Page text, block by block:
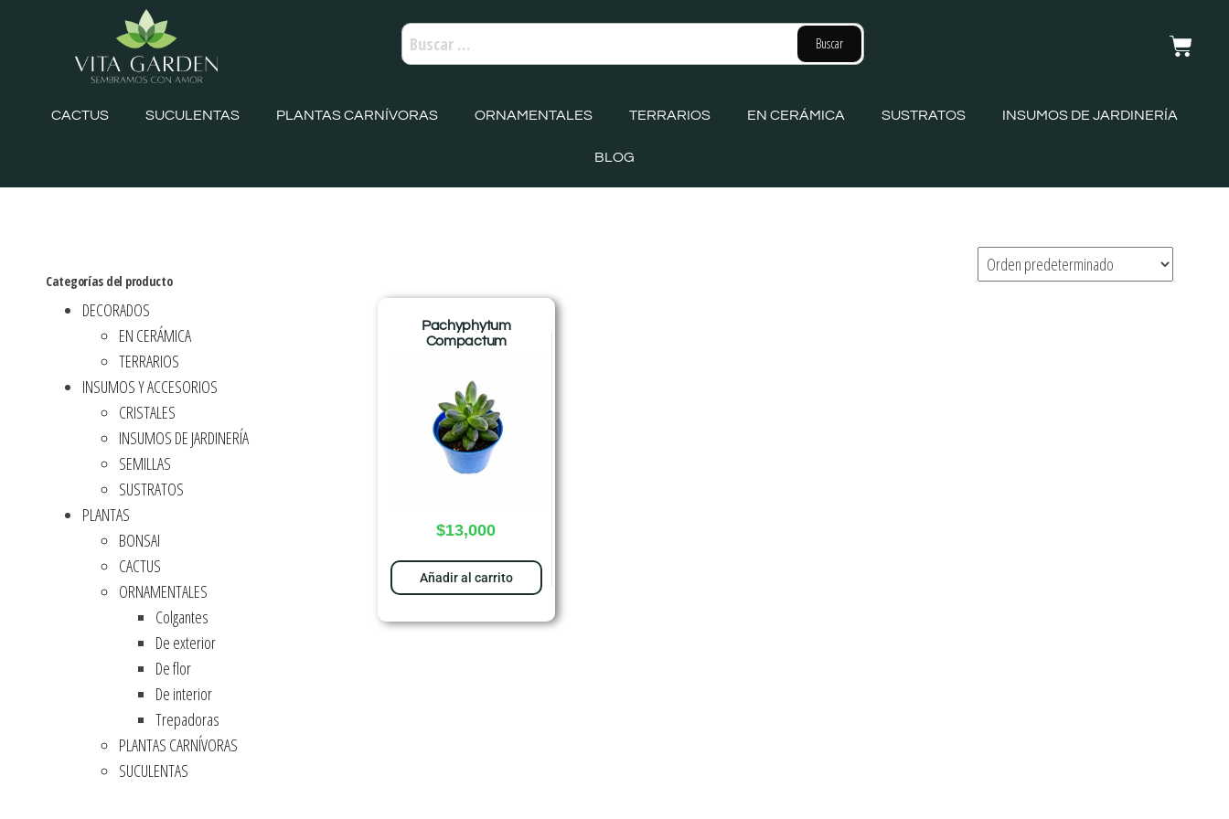
CACTUS SUCULENTAS PLANTAS CARNÍVORAS ORNAMENTALES TERRARIOS EN CERÁMICA SUSTRATOS INSUMOS DE JARDINERÍA
BLOG
Categorías del producto
DECORADOS
EN CERÁMICA
TERRARIOS
INSUMOS Y ACCESORIOS
CRISTALES
INSUMOS DE JARDINERÍA
SEMILLAS
SUSTRATOS
PLANTAS
BONSAI
CACTUS
ORNAMENTALES
Colgantes
De exterior
De flor
De interior
Trepadoras
PLANTAS CARNÍVORAS
SUCULENTAS
Pachyphytum
Compactum
$13,000
Añadir al carrito